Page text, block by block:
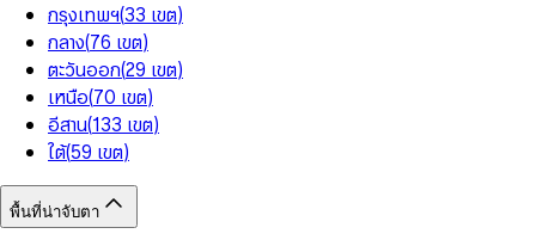
กรุงเทพฯ(33 เขต)
กลาง(76 เขต)
ตะวันออก(29 เขต)
เหนือ(70 เขต)
อีสาน(133 เขต)
ใต้(59 เขต)
พื้นที่น่าจับตา